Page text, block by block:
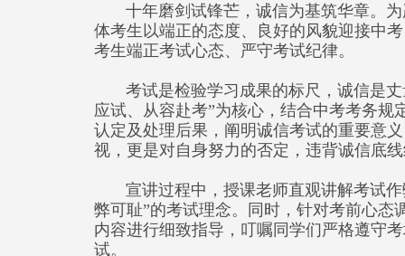
十年磨剑试锋芒，诚信为基筑华章。为
体考生以端正的态度、良好的风貌迎接中
考生端正考试心态、严守考试纪律。
考试是检验学习成果的标尺，诚信是丈
应试、从容赴考”为核心，结合中考考务
认定及处理后果，阐明诚信考试的重要意
视，更是对自身努力的否定，违背诚信底
宣讲过程中，授课老师直观讲解考试作
弊可耻”的考试理念。同时，针对考前心
内容进行细致指导，叮嘱同学们严格遵守
试。